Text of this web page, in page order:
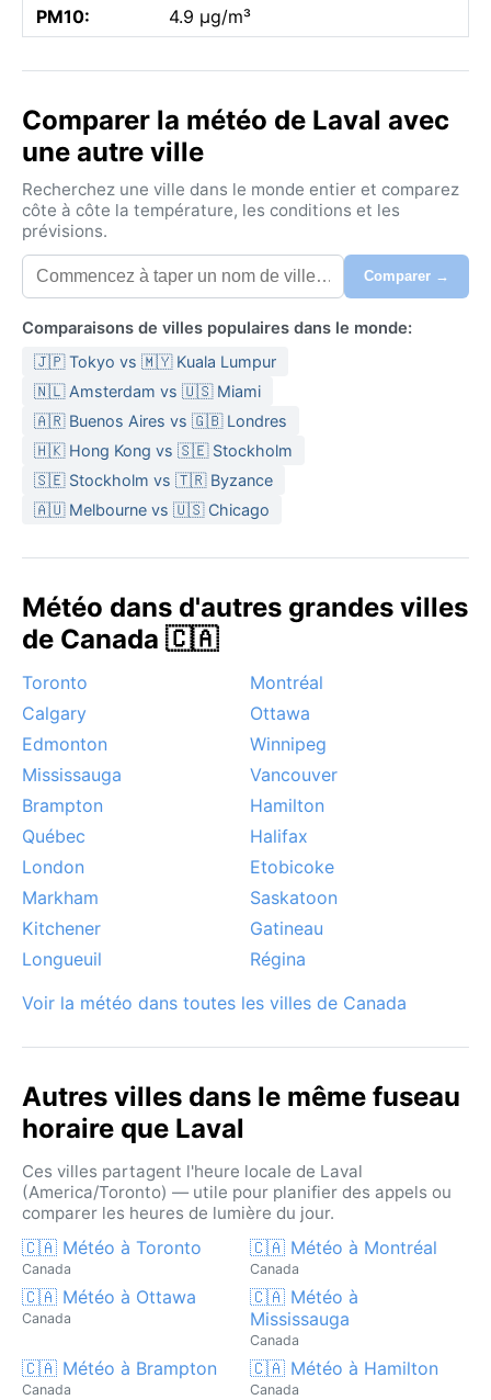
PM10:
4.9 µg/m³
Comparer la météo de Laval avec
une autre ville
Recherchez une ville dans le monde entier et comparez
côte à côte la température, les conditions et les
prévisions.
Comparer →
Comparaisons de villes populaires dans le monde:
🇯🇵 Tokyo vs 🇲🇾 Kuala Lumpur
🇳🇱 Amsterdam vs 🇺🇸 Miami
🇦🇷 Buenos Aires vs 🇬🇧 Londres
🇭🇰 Hong Kong vs 🇸🇪 Stockholm
🇸🇪 Stockholm vs 🇹🇷 Byzance
🇦🇺 Melbourne vs 🇺🇸 Chicago
Météo dans d'autres grandes villes
de Canada 🇨🇦
Toronto
Montréal
Calgary
Ottawa
Edmonton
Winnipeg
Mississauga
Vancouver
Brampton
Hamilton
Québec
Halifax
London
Etobicoke
Markham
Saskatoon
Kitchener
Gatineau
Longueuil
Régina
Voir la météo dans toutes les villes de Canada
Autres villes dans le même fuseau
horaire que Laval
Ces villes partagent l'heure locale de Laval
(America/Toronto) — utile pour planifier des appels ou
comparer les heures de lumière du jour.
🇨🇦 Météo à Toronto
Canada
🇨🇦 Météo à Montréal
Canada
🇨🇦 Météo à Ottawa
Canada
🇨🇦 Météo à
Mississauga
Canada
🇨🇦 Météo à Brampton
Canada
🇨🇦 Météo à Hamilton
Canada